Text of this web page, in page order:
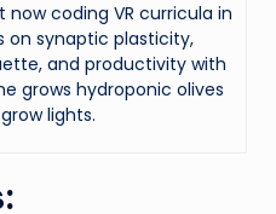
now coding VR curricula in
on synaptic plasticity,
and productivity with
grows hydroponic olives
lights.